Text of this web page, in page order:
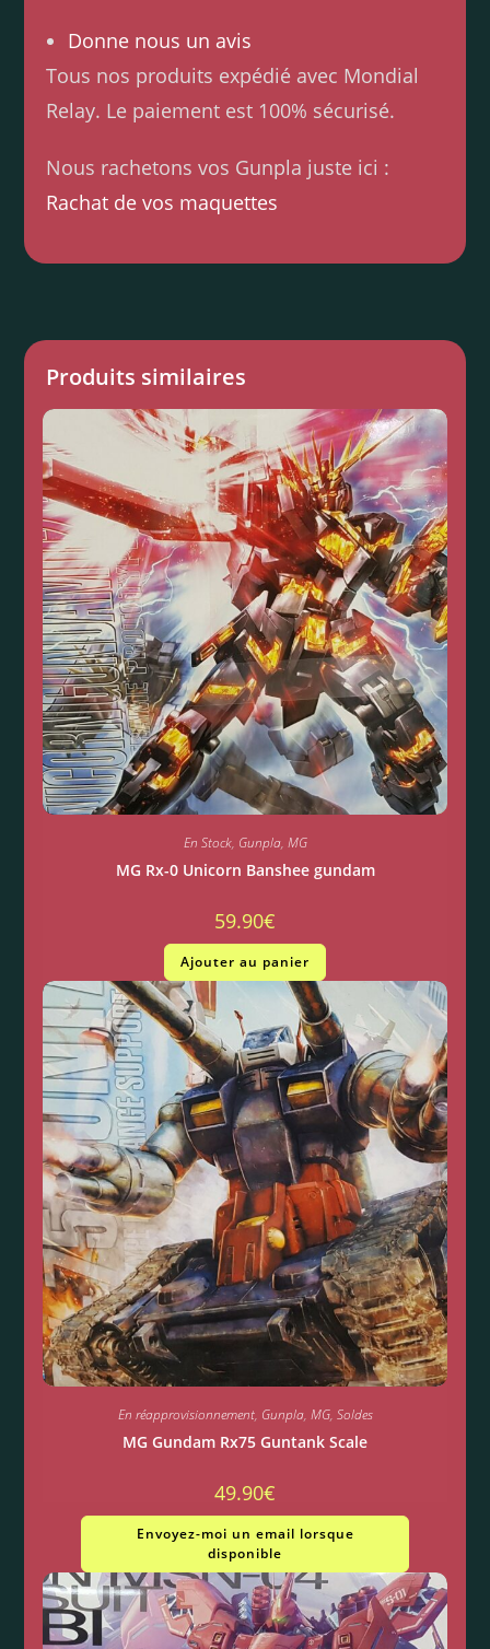
Donne nous un avis
Tous nos produits expédié avec Mondial
Relay. Le paiement est 100% sécurisé.
Nous rachetons vos Gunpla juste ici :
Rachat de vos maquettes
Produits similaires
En Stock, Gunpla, MG
MG Rx-0 Unicorn Banshee gundam
59.90€
Ajouter au panier
En réapprovisionnement, Gunpla, MG, Soldes
MG Gundam Rx75 Guntank Scale
49.90€
Envoyez-moi un email lorsque
disponible